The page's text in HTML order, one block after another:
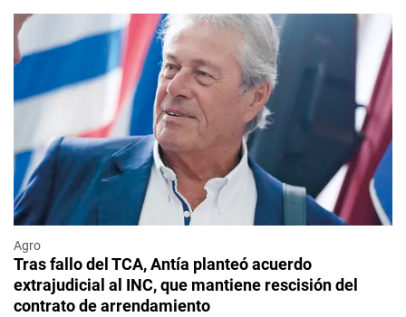
Agro
Tras fallo del TCA, Antía planteó acuerdo
extrajudicial al INC, que mantiene rescisión del
contrato de arrendamiento